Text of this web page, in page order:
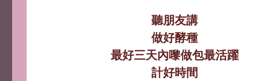
聽朋友講
做好酵種
最好三天內嚟做包最活躍
計好時間